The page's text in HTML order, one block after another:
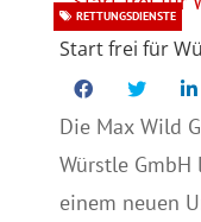
Start frei für
RETTUNGSDIENSTE
Die Max Wild
Würstle
einem neuen